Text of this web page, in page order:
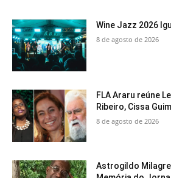
Wine Jazz 2026
8 de agosto de 2026
FLA Araru reúne
Ribeiro, Cissa
8 de agosto de 2026
Astrogildo